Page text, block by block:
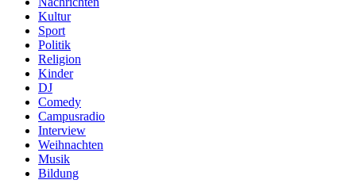
Kultur
Sport
Politik
Religion
Kinder
DJ
Comedy
Campusradio
Interview
Weihnachten
Musik
Bildung